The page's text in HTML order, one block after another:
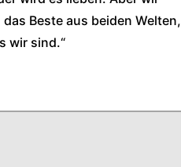
Beste aus beiden Welten,
wir sind.“